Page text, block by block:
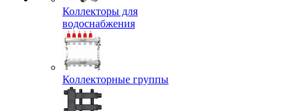
Коллекторы для
водоснабжения
Коллекторные группы